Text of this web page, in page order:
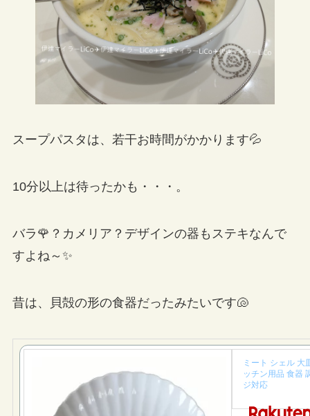
スープパスタは、若干お時間がかかります💦
10分以上は待ったかも・・・。
バラ🌹？カメリア？デザインの器もステキなんで
すよね～✨
昔は、貝殻の形の食器だったみたいです🐚
ミート シェル 大
ッチン用品 食器
ジ対応